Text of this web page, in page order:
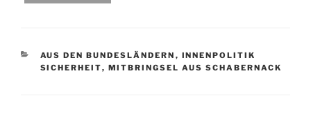
KATEGORIEN
AUS DEN BUNDESLÄNDERN , INNENPOLITIK
SICHERHEIT, MITBRINGSEL AUS SCHABERNACK